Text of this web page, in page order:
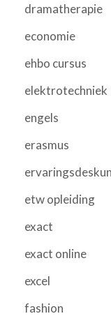
dramatherapie
economie
ehbo cursus
elektrotechniek
engels
erasmus
etw opleiding
exact
exact online
excel
fashion